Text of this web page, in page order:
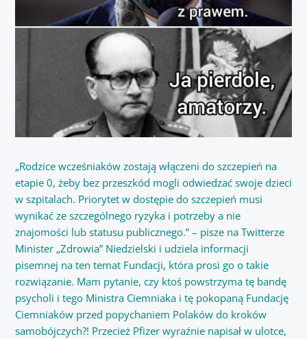
„Rodzice wcześniaków zostają włączeni do szczepień na
etapie 0, żeby bez przeszkód mogli odwiedzać swoje dzieci
w szpitalach. Priorytet w dostępie do szczepień musi
wynikać ze szczególnego ryzyka i potrzeby a nie
znajomości lub statusu publicznego.” – pisze na Twitterze
Minister „Zdrowia” Niedzielski i udziela informacji
pisemnej na ten temat Fundacji, która prosi go o takie
rozwiązanie. Mam pytanie, czy ktoś powstrzyma tę bandę
psycholi i tego Ministra Ciemniaka i tę pokopaną Fundację
Ciemniaków przed popychaniem Polaków do kroków
samobójczych?! Przecież Pfizer wyraźnie napisał w ulotce,